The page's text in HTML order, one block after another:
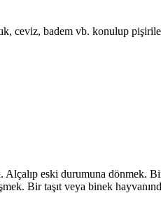
ceviz, badem vb. konulup
Alçalıp eski durumuna dönmek.
Bir taşıt veya binek